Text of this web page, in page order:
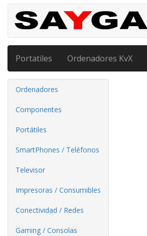
Portatiles Ordenadores KvX
Ordenadores
Componentes
Portátiles
SmartPhones / Teléfonos
Televisor
Impresoras / Consumibles
Conectividad / Redes
Gaming / Consolas